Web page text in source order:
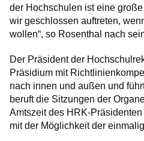
der Hochschulen ist eine
wir geschlossen auftreten,
wollen“, so Rosenthal nach
Der Präsident der
Präsidium mit
nach innen und außen und
beruft die Sitzungen der
Amtszeit des HRK-
mit der Möglichkeit der